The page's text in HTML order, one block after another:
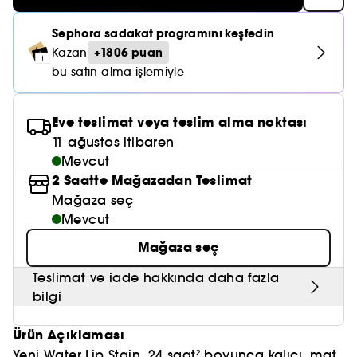
Maske
Cilt & Makyaj Temizleyiciler
Saç Bakım Setleri
Okyanus Esansı
Matlaştırıcı Bakım
Kızarıklık için Bakım
Cilt Tonu Eşitsizliği için Bakım
Gözenek Karşıtı
Işıltı Veren Bakım
Karma ve Yağlı Saçlar
Kuru Saç Bakımı
CHAMPO
GHD
SUMMER FRIDAYS
ERBORIAN
OLAPLEX
KÉRASTASE
TANGLE TEEZER
GISOU
K18
KAYALI
ARMANI
SUPERGOOP!
GISOU
AMIKA
KAYALI
LE MONDE GOURMAND
Sephora sadakat programını keşfedin
Kazan +1806 puan
bu satın alma işlemiyle
Eve teslimat veya teslim alma noktası
11 ağustos itibaren
Mevcut
2 Saatte Mağazadan Teslimat
Mağaza seç
Mevcut
Mağaza seç
Teslimat ve iade hakkında daha fazla
bilgi
Ürün Açıklaması